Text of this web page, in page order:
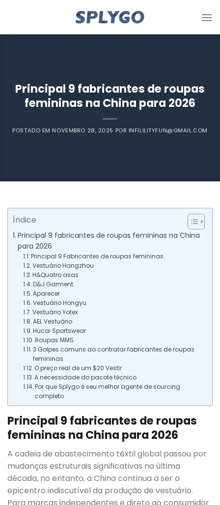
Principal 9 fabricantes de roupas
femininas na China para 2026
POSTADO EM NOVEMBRO 28, 2025 POR INFILILITYFUN@GMAIL.COM
Índice
Principal 9 fabricantes de roupas femininas na China
para 2026
Principal 9 Fabricantes de roupas femininas
Vestuário Hangzhou
H&Quatro asas
D&J Garment
Aparecer
Vestuário Hongyu
Vestuário Yotex
AEL Vestuário
Hucai Sportswear
Roupas MMS
3 Golpes comuns ao contratar fabricantes de roupas
femininas
O preço real de um $20 Vestir
A necessidade do pacote técnico
Por que Splygo é seu melhor agente de sourcing
completo
Principal 9 fabricantes de roupas
femininas na China para 2026
A cadeia de abastecimento têxtil global passou por
mudanças estruturais significativas na última
década, no entanto, a China continua a ser o
epicentro indiscutível da produção de vestuário.